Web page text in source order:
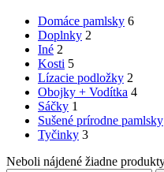
Domáce pamlsky 6
Doplnky 2
Iné 2
Kosti 5
Lízacie podložky 2
Obojky + Vodítka 4
Sáčky 1
Sušené prírodne pamlsky
Tyčinky 3
Neboli nájdené žiadne